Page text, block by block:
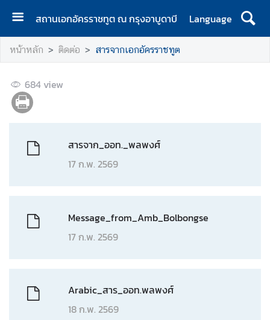
สถานเอกอัครราชทูต ณ กรุงอาบูดาบี
Language
ห
น้
แ
ร
ก
ติ
ด
ข่
ะ
หน้าหลัก ติดต่อ สารจากเอกอัครราชทูต
684 view
สารจาก_ออท._พลพงศ์
17 ก.พ. 2569
Message_from_Amb_Bolbongse
17 ก.พ. 2569
Arabic_สาร_ออท.พลพงศ์
18 ก.พ. 2569